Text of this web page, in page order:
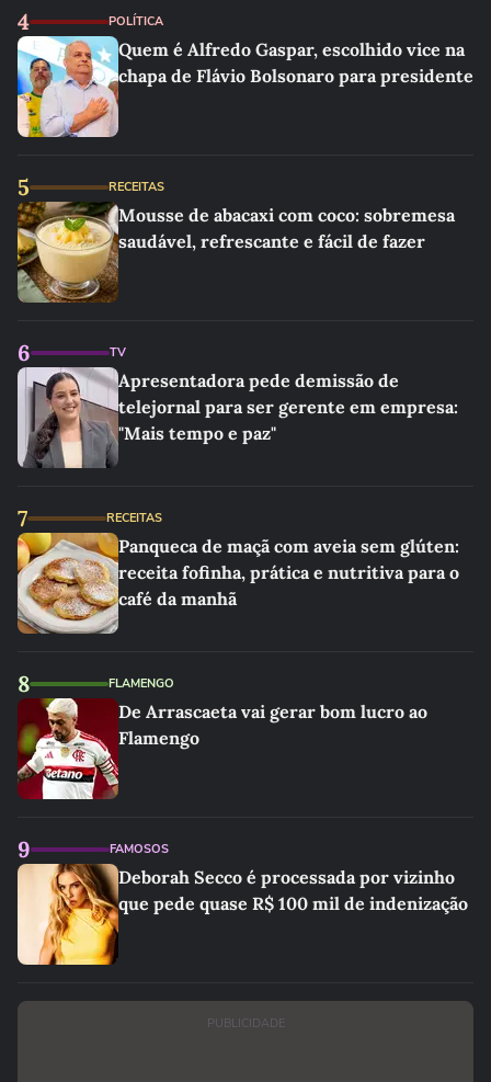
4 POLÍTICA
Quem é Alfredo Gaspar, escolhido vice na
chapa de Flávio Bolsonaro para presidente
5 RECEITAS
Mousse de abacaxi com coco: sobremesa
saudável, refrescante e fácil de fazer
6 TV
Apresentadora pede demissão de
telejornal para ser gerente em empresa:
"Mais tempo e paz"
7 RECEITAS
Panqueca de maçã com aveia sem glúten:
receita fofinha, prática e nutritiva para o
café da manhã
8 FLAMENGO
De Arrascaeta vai gerar bom lucro ao
Flamengo
9 FAMOSOS
Deborah Secco é processada por vizinho
que pede quase R$ 100 mil de indenização
PUBLICIDADE